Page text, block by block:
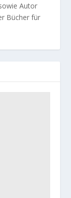
Autor
Bücher für